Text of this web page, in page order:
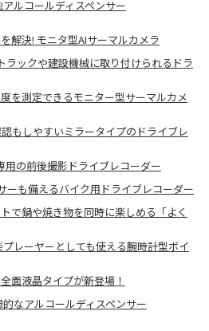
ルコールディスペンサー
解決! モニタ型AIサーマルカメラ
ラックや建設機械に取り付けられるドラ
を測定できるモニター型サーマルカメ
もしやすいミラータイプのドライブレ
の前後撮影ドライブレコーダー
ーも備えるバイク用ドライブレコーダー
で鍋や焼き物を同時に楽しめる「よく
レーヤーとしても使える腕時計型ボイ
面液晶タイプが新登場！
なアルコールディスペンサー